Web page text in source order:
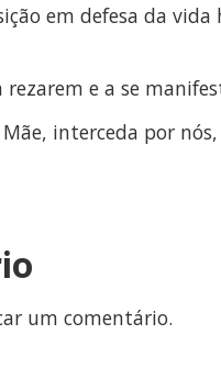
em defesa da
e a se
Mãe, interceda por
um comentário.